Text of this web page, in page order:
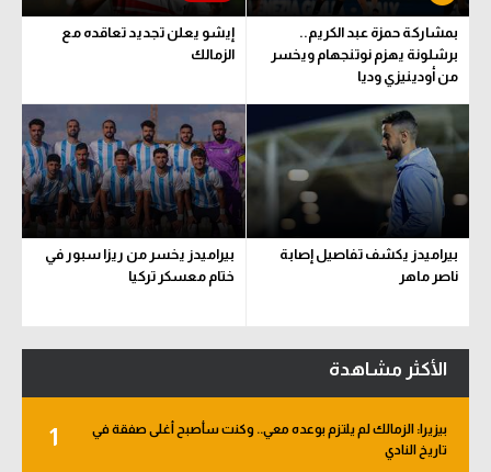
بمشاركة حمزة عبد الكريم..
برشلونة يهزم نوتنجهام ويخسر
من أودينيزي وديا
إيشو يعلن تجديد تعاقده مع
الزمالك
بيراميدز يكشف تفاصيل إصابة
ناصر ماهر
بيراميدز يخسر من ريزا سبور في
ختام معسكر تركيا
الأكثر مشاهدة
1
بيزيرا: الزمالك لم يلتزم بوعده معي.. وكنت سأصبح أغلى صفقة في
تاريخ النادي